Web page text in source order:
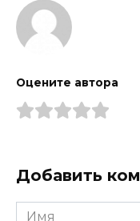
Оцените автора
Добавить
Имя